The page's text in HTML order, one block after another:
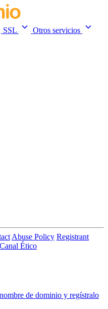
SSL
Otros servicios
Abuse Policy Registrant
Canal Ético
de dominio y regístralo